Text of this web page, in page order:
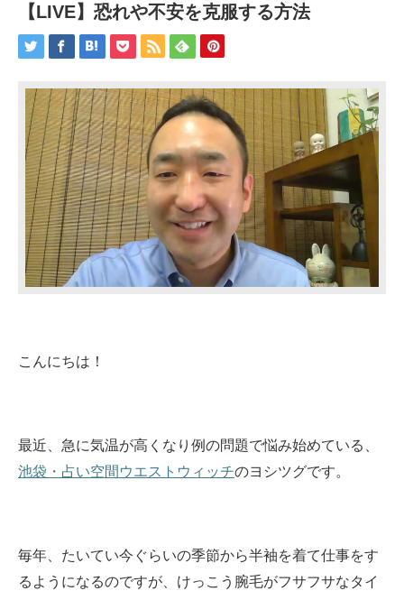
【LIVE】恐れや不安を克服する方法
こんにちは！
最近、急に気温が高くなり例の問題で悩み始めている、
池袋・占い空間ウエストウィッチのヨシツグです。
毎年、たいてい今ぐらいの季節から半袖を着て仕事をす
るようになるのですが、けっこう腕毛がフサフサなタイ